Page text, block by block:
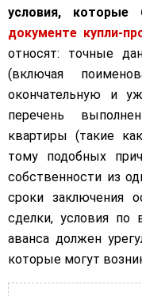
условия,
документе купли-
относят: точные
(включая
окончательную и
перечень
квартиры (такие
тому подобных
собственности из
сроки заключения
сделки, условия
аванса должен
которые могут